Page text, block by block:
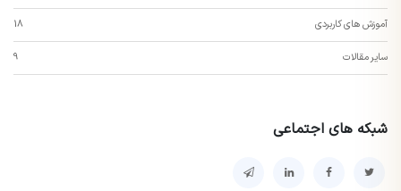
آموزش های کاربردی 18
سایر مقالات 9
شبکه های اجتماعی